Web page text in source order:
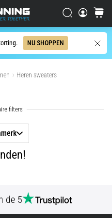
NU SHOPPEN
Zoeken op
Zoeken
Heren sweaters
tonen
de 5